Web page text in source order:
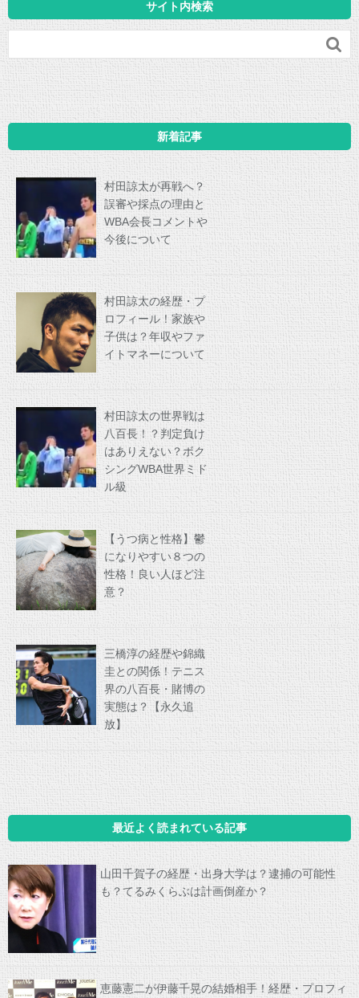
サイト内検索

新着記事
村田諒太が再戦へ？
誤審や採点の理由と
WBA会長コメントや
今後について
村田諒太の経歴・プ
ロフィール！家族や
子供は？年収やファ
イトマネーについて
村田諒太の世界戦は
八百長！？判定負け
はありえない？ボク
シングWBA世界ミド
ル級
【うつ病と性格】鬱
になりやすい８つの
性格！良い人ほど注
意？
三橋淳の経歴や錦織
圭との関係！テニス
界の八百長・賭博の
実態は？【永久追
放】
最近よく読まれている記事
山田千賀子の経歴・出身大学は？逮捕の可能性
も？てるみくらぶは計画倒産か？
恵藤憲二が伊藤千晃の結婚相手！経歴・プロフィ